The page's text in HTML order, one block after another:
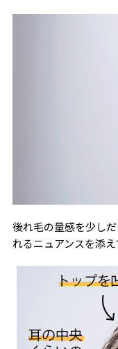
後れ毛の量感を少し
れるニュアンスを添え